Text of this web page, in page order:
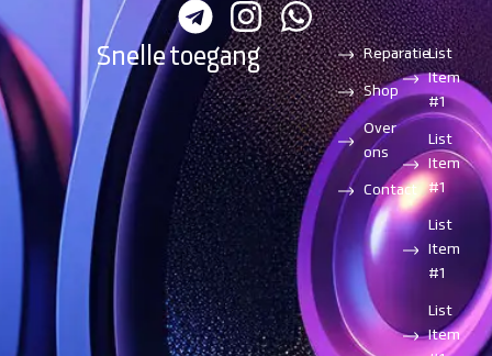
Snelle toegang
Reparatie
Shop
Over
ons
Contact
List
Item
#1
List
Item
#1
List
Item
#1
List
Item